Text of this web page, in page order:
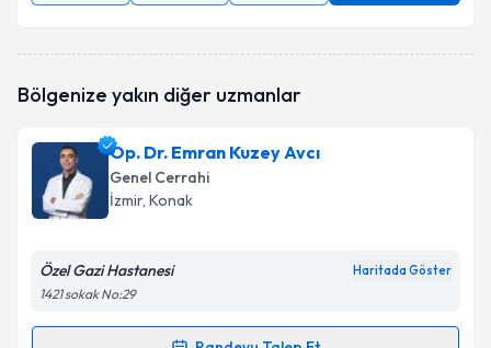
Bölgenize yakın diğer uzmanlar
Op. Dr. Emran Kuzey Avcı
Genel Cerrahi
İzmir, Konak
Özel Gazi Hastanesi Haritada Göster
1421 sokak No:29